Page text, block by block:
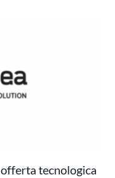
tecnologica